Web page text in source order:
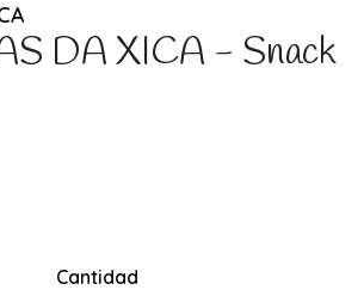
DA XICA - Snack
Cantidad